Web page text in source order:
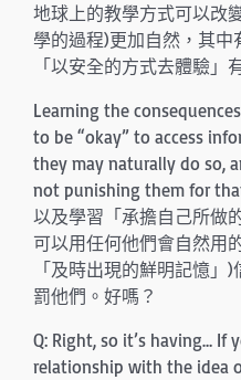
地球上的教學方式可以改
學的過程)更加自然，其
「以安全的方式去體驗」
Learning the
to be “okay” to access
they may naturally do so,
not punishing them for
以及學習「承擔自己所做
可以用任何他們會自然用
「及時出現的鮮明記憶
罰他們。好嗎？
Q: Right, so it’s having… If
relationship with the idea